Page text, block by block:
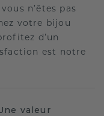
n’êtes pas
votre bijou
d’un
est notre
valeur